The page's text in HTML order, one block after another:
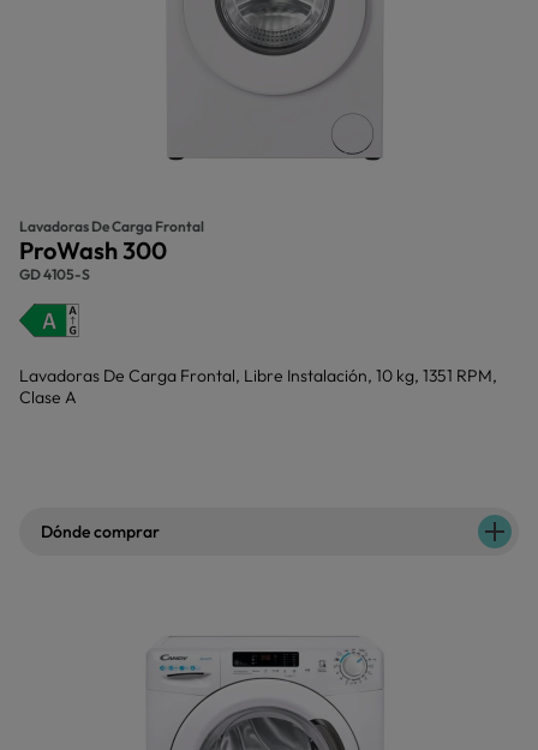
Lavadoras De Carga Frontal
ProWash 300
GD 4105-S
Lavadoras De Carga Frontal, Libre Instalación, 10 kg, 1351 RPM,
Clase A
Dónde comprar